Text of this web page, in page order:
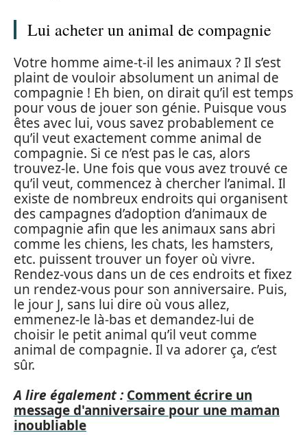
Lui acheter un animal de compagnie
Votre homme aime-t-il les animaux ? Il s’est
plaint de vouloir absolument un animal de
compagnie ! Eh bien, on dirait qu’il est temps
pour vous de jouer son génie. Puisque vous
êtes avec lui, vous savez probablement ce
qu’il veut exactement comme animal de
compagnie. Si ce n’est pas le cas, alors
trouvez-le. Une fois que vous avez trouvé ce
qu’il veut, commencez à chercher l’animal. Il
existe de nombreux endroits qui organisent
des campagnes d’adoption d’animaux de
compagnie afin que les animaux sans abri
comme les chiens, les chats, les hamsters,
etc. puissent trouver un foyer où vivre.
Rendez-vous dans un de ces endroits et fixez
un rendez-vous pour son anniversaire. Puis,
le jour J, sans lui dire où vous allez,
emmenez-le là-bas et demandez-lui de
choisir le petit animal qu’il veut comme
animal de compagnie. Il va adorer ça, c’est
sûr.
A lire également : Comment écrire un
message d'anniversaire pour une maman
inoubliable